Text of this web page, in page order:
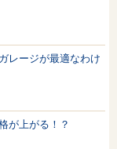
レージが最適なわけ
が上がる！？